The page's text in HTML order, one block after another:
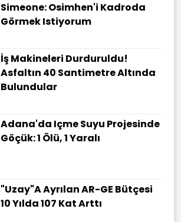
Simeone: Osimhen'i Kadroda
Görmek Istiyorum
İş Makineleri Durduruldu!
Asfaltın 40 Santimetre Altında
Bulundular
Adana'da Içme Suyu Projesinde
Göçük: 1 Ölü, 1 Yaralı
"Uzay"a Ayrılan AR-GE Bütçesi
10 Yılda 107 Kat Arttı